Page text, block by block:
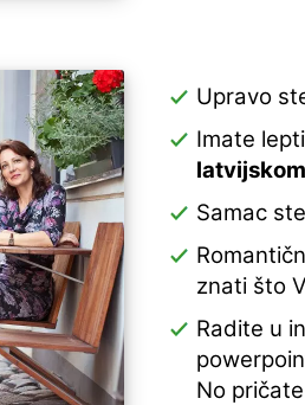
Upravo
Imate
latvijskom
Samac ste
znati što
Radite u
No